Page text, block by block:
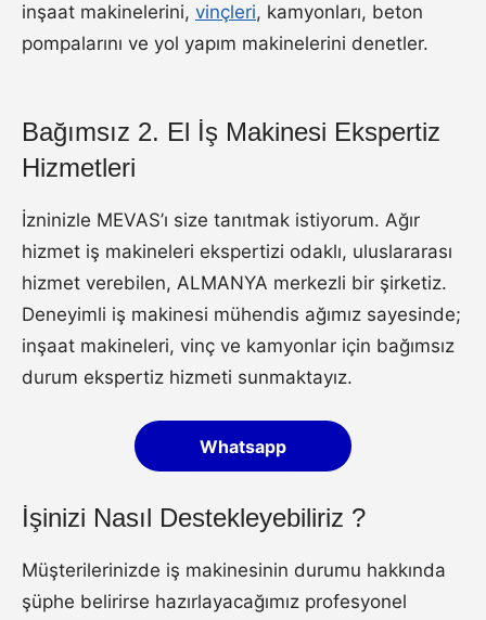
inşaat makinelerini, vinçleri, kamyonları, beton
pompalarını ve yol yapım makinelerini denetler.
Bağımsız 2. El İş Makinesi Ekspertiz
Hizmetleri
İzninizle MEVAS’ı size tanıtmak istiyorum. Ağır
hizmet iş makineleri ekspertizi odaklı, uluslararası
hizmet verebilen, ALMANYA merkezli bir şirketiz.
Deneyimli iş makinesi mühendis ağımız sayesinde;
inşaat makineleri, vinç ve kamyonlar için bağımsız
durum ekspertiz hizmeti sunmaktayız.
Whatsapp
İşinizi Nasıl Destekleyebiliriz ?
Müşterilerinizde iş makinesinin durumu hakkında
şüphe belirirse hazırlayacağımız profesyonel